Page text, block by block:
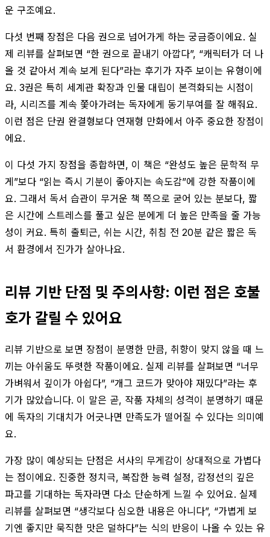
운 구조예요.
다섯 번째 장점은 다음 권으로 넘어가게 하는 궁금증이에요. 실
제 리뷰를 살펴보면 “한 권으로 끝내기 아깝다”, “캐릭터가 더 나
올 것 같아서 계속 보게 된다”라는 후기가 자주 보이는 유형이에
요. 3권은 특히 세계관 확장과 인물 대립이 본격화되는 시점이
라, 시리즈를 계속 쫓아가려는 독자에게 동기부여를 잘 해줘요.
이런 점은 단권 완결형보다 연재형 만화에서 아주 중요한 장점이
에요.
이 다섯 가지 장점을 종합하면, 이 책은 “완성도 높은 문학적 무
게”보다 “읽는 즉시 기분이 좋아지는 속도감”에 강한 작품이에
요. 그래서 독서 습관이 무거운 책 쪽으로 굳어 있는 분보다, 짧
은 시간에 스트레스를 풀고 싶은 분에게 더 높은 만족을 줄 가능
성이 커요. 특히 출퇴근, 쉬는 시간, 취침 전 20분 같은 짧은 독
서 환경에서 진가가 살아나요.
리뷰 기반 단점 및 주의사항: 이런 점은 호불
호가 갈릴 수 있어요
리뷰 기반으로 보면 장점이 분명한 만큼, 취향이 맞지 않을 때 느
끼는 아쉬움도 뚜렷한 작품이에요. 실제 리뷰를 살펴보면 “너무
가벼워서 깊이가 아쉽다”, “개그 코드가 맞아야 재밌다”라는 후
기가 많았습니다. 이 말은 곧, 작품 자체의 성격이 분명하기 때문
에 독자의 기대치가 어긋나면 만족도가 떨어질 수 있다는 의미예
요.
가장 많이 예상되는 단점은 서사의 무게감이 상대적으로 가볍다
는 점이에요. 진중한 정치극, 복잡한 능력 설정, 감정선의 깊은
파고를 기대하는 독자라면 다소 단순하게 느낄 수 있어요. 실제
리뷰를 살펴보면 “생각보다 심오한 내용은 아니다”, “가볍게 보
기엔 좋지만 묵직한 맛은 덜하다”는 식의 반응이 나올 수 있는 유